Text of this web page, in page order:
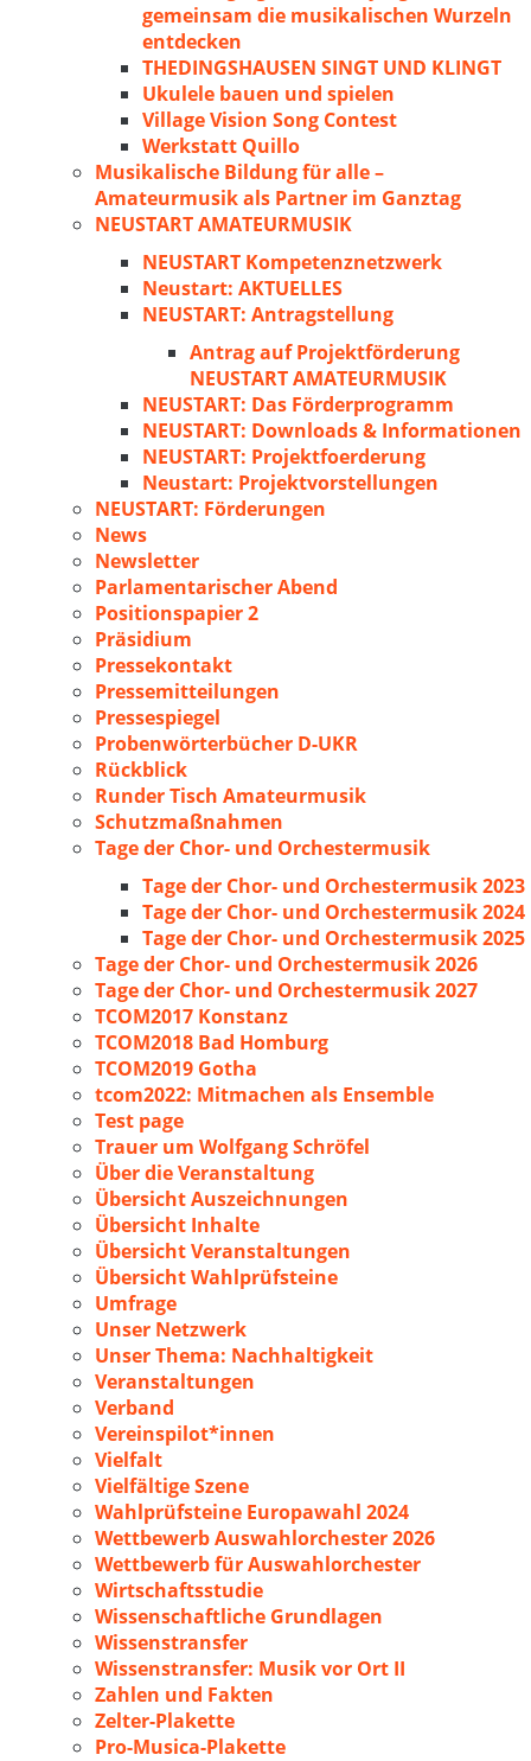
gemeinsam die musikalischen Wurzeln
entdecken
THEDINGSHAUSEN SINGT UND KLINGT
Ukulele bauen und spielen
Village Vision Song Contest
Werkstatt Quillo
Musikalische Bildung für alle –
Amateurmusik als Partner im Ganztag
NEUSTART AMATEURMUSIK
NEUSTART Kompetenznetzwerk
Neustart: AKTUELLES
NEUSTART: Antragstellung
Antrag auf Projektförderung
NEUSTART AMATEURMUSIK
NEUSTART: Das Förderprogramm
NEUSTART: Downloads & Informationen
NEUSTART: Projektfoerderung
Neustart: Projektvorstellungen
NEUSTART: Förderungen
News
Newsletter
Parlamentarischer Abend
Positionspapier 2
Präsidium
Pressekontakt
Pressemitteilungen
Pressespiegel
Probenwörterbücher D-UKR
Rückblick
Runder Tisch Amateurmusik
Schutzmaßnahmen
Tage der Chor- und Orchestermusik
Tage der Chor- und Orchestermusik 2023
Tage der Chor- und Orchestermusik 2024
Tage der Chor- und Orchestermusik 2025
Tage der Chor- und Orchestermusik 2026
Tage der Chor- und Orchestermusik 2027
TCOM2017 Konstanz
TCOM2018 Bad Homburg
TCOM2019 Gotha
tcom2022: Mitmachen als Ensemble
Test page
Trauer um Wolfgang Schröfel
Über die Veranstaltung
Übersicht Auszeichnungen
Übersicht Inhalte
Übersicht Veranstaltungen
Übersicht Wahlprüfsteine
Umfrage
Unser Netzwerk
Unser Thema: Nachhaltigkeit
Veranstaltungen
Verband
Vereinspilot*innen
Vielfalt
Vielfältige Szene
Wahlprüfsteine Europawahl 2024
Wettbewerb Auswahlorchester 2026
Wettbewerb für Auswahlorchester
Wirtschaftsstudie
Wissenschaftliche Grundlagen
Wissenstransfer
Wissenstransfer: Musik vor Ort II
Zahlen und Fakten
Zelter-Plakette
Pro-Musica-Plakette